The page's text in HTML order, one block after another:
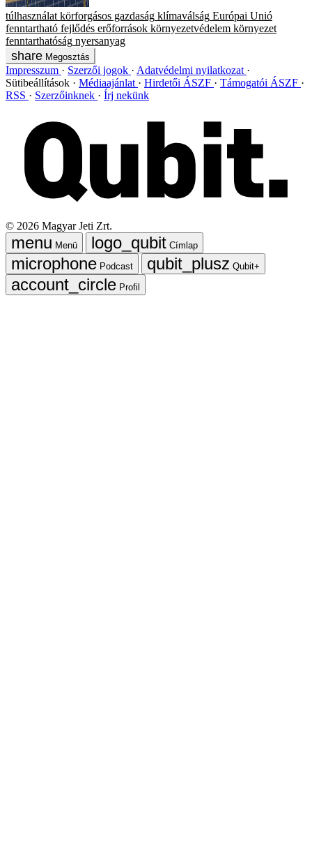
túlhasználat körforgásos gazdaság klímaválság Európai Unió
fenntartható fejlődés erőforrások környezetvédelem környezet
fenntarthatóság nyersanyag
Megosztás
Impresszum Szerzői jogok
Adatvédelmi nyilatkozat
Sütibeállítások
Médiaajánlat Hirdetői ÁSZF
Támogatói ÁSZF
RSS
Szerzőinknek Írj nekünk
© 2026 Magyar Jeti Zrt.
Menü
Címlap
Podcast
Qubit+
Profil